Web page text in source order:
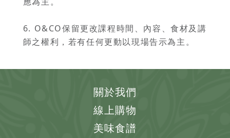
6. O&CO保留更改課程時間、內容、食材及講
師之權利，若有任何更動以現場告示為主。
關於我們
線上購物
美味食譜